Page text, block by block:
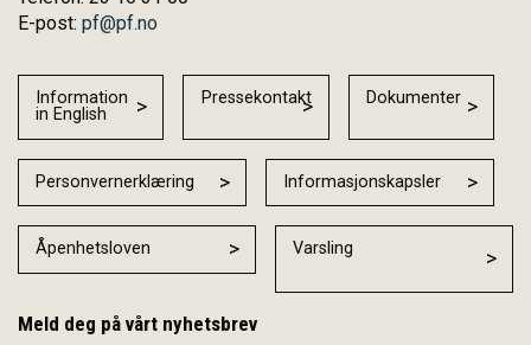
E-post: pf@pf.no
Information
in English
Pressekontakt Dokumenter
Personvernerklæring Informasjonskapsler
Åpenhetsloven Varsling
Meld deg på vårt nyhetsbrev